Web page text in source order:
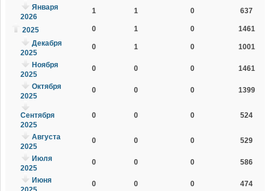
Января
2026
1 1 0 637
2025 0 1 0
1461
Декабря
2025
0 1 0 1001
Ноября
2025
0 0 0 1461
Октября
2025
0 0 0 1399
Сентября
2025
0 0 0 524
Августа
2025
0 0 0 529
Июля
2025
0 0 0 586
Июня
0 0 0 474